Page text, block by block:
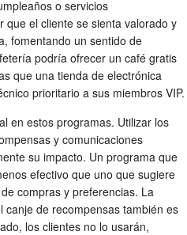
o servicios
que el cliente se sienta valorado y
fomentando un sentido de
podría ofrecer un café gratis
que una tienda de electrónica
prioritario a sus miembros VIP.
en estos programas. Utilizar los
y comunicaciones
su impacto. Un programa que
efectivo que uno que sugiere
compras y preferencias. La
canje de recompensas también es
los clientes no lo usarán,